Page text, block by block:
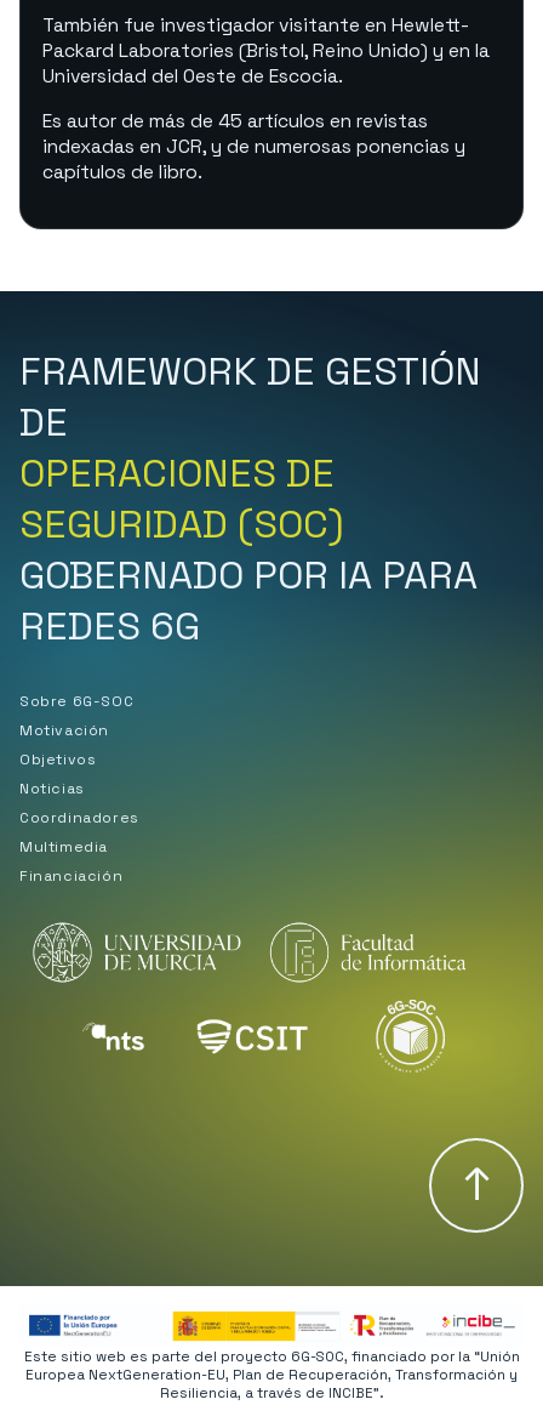
También fue investigador visitante en Hewlett-
Packard Laboratories (Bristol, Reino Unido) y en la
Universidad del Oeste de Escocia.
Es autor de más de 45 artículos en revistas
indexadas en JCR, y de numerosas ponencias y
capítulos de libro.
FRAMEWORK DE GESTIÓN
DE
OPERACIONES DE
SEGURIDAD (SOC)
GOBERNADO POR IA PARA
REDES 6G
Sobre 6G-SOC
Motivación
Objetivos
Noticias
Coordinadores
Multimedia
Financiación
↑
Este sitio web es parte del proyecto 6G-SOC, financiado por la “Unión
Europea NextGeneration-EU, Plan de Recuperación, Transformación y
Resiliencia, a través de INCIBE”.